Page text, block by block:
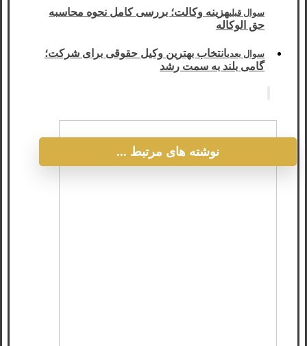
سوال قبلیهزینه وکالت؛ بررسی کامل نحوه محاسبه
حق الوکاله
سوال بعدیانتخاب بهترین وکیل حقوقی برای شرکت؛
گامی بلند به سمت رشد
نوشته های مرتبط ...